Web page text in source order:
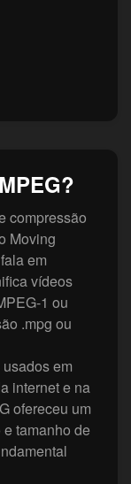
compressão
Moving
em
vídeos
1 ou
.mpg ou
em
internet e na
ofereceu um
tamanho de